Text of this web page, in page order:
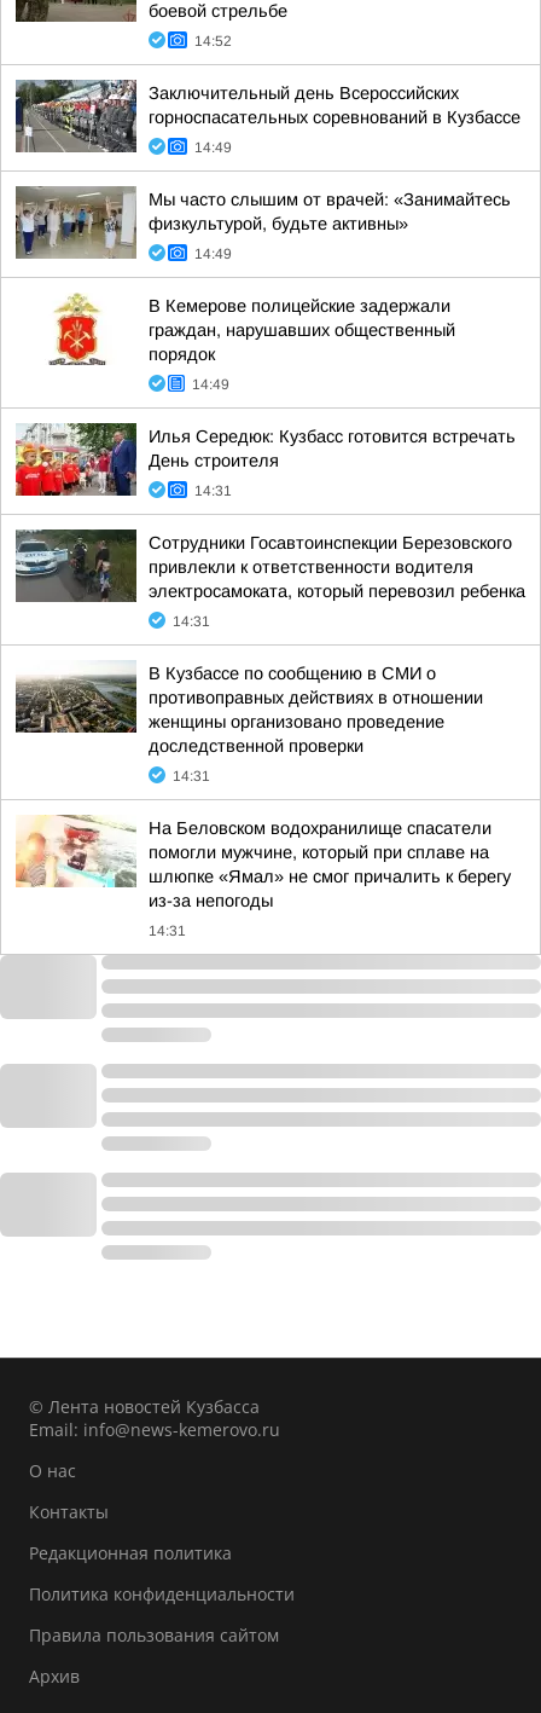
боевой стрельбе
14:52
Заключительный день Всероссийских
горноспасательных соревнований в Кузбассе
14:49
Мы часто слышим от врачей: «Занимайтесь
физкультурой, будьте активны»
14:49
В Кемерове полицейские задержали
граждан, нарушавших общественный
порядок
14:49
Илья Середюк: Кузбасс готовится встречать
День строителя
14:31
Сотрудники Госавтоинспекции Березовского
привлекли к ответственности водителя
электросамоката, который перевозил ребенка
14:31
В Кузбассе по сообщению в СМИ о
противоправных действиях в отношении
женщины организовано проведение
доследственной проверки
14:31
На Беловском водохранилище спасатели
помогли мужчине, который при сплаве на
шлюпке «Ямал» не смог причалить к берегу
из-за непогоды
14:31
© Лента новостей Кузбасса
Email: info@news-kemerovo.ru
О нас
Контакты
Редакционная политика
Политика конфиденциальности
Правила пользования сайтом
Архив